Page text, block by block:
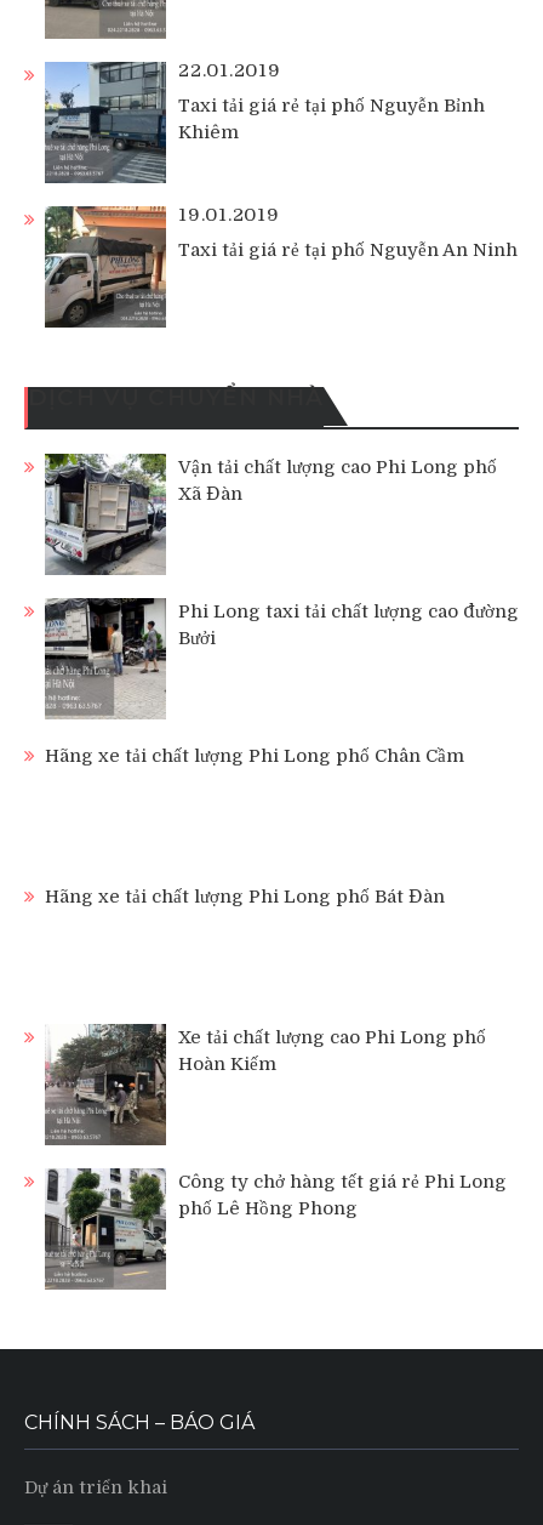
22.01.2019
Taxi tải giá rẻ tại phố Nguyễn Bỉnh
Khiêm
19.01.2019
Taxi tải giá rẻ tại phố Nguyễn An Ninh
DỊCH VỤ CHUYỂN NHÀ
Vận tải chất lượng cao Phi Long phố
Xã Đàn
Phi Long taxi tải chất lượng cao đường
Bưởi
Hãng xe tải chất lượng Phi Long phố Chân Cầm
Hãng xe tải chất lượng Phi Long phố Bát Đàn
Xe tải chất lượng cao Phi Long phố
Hoàn Kiếm
Công ty chở hàng tết giá rẻ Phi Long
phố Lê Hồng Phong
CHÍNH SÁCH – BÁO GIÁ
Dự án triển khai